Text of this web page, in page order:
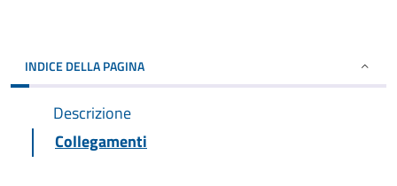
INDICE DELLA PAGINA
Descrizione
Collegamenti